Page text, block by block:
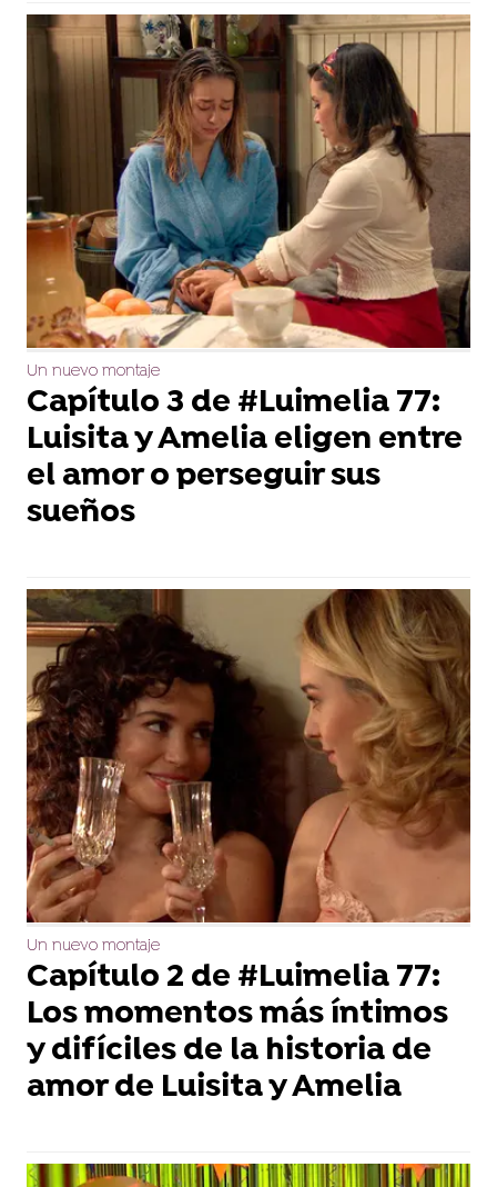
Un nuevo montaje
Capítulo 3 de #Luimelia 77:
Luisita y Amelia eligen entre
el amor o perseguir sus
sueños
Un nuevo montaje
Capítulo 2 de #Luimelia 77:
Los momentos más íntimos
y difíciles de la historia de
amor de Luisita y Amelia